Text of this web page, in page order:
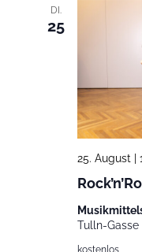
DI.
25
25. August |
Tulln-Gasse